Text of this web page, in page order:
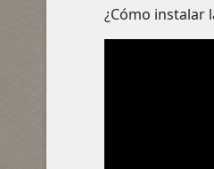
¿Cómo instalar